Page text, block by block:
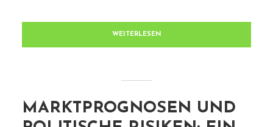
WEITERLESEN
MARKTPROGNOSEN UND